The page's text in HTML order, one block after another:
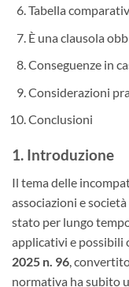
Tabella
È una clausola
Conseguenze in
Considerazioni
Conclusioni
1. Introduzione
Il tema delle
associazioni e
stato per lungo
applicativi e possibili
2025 n. 96,
normativa ha subito